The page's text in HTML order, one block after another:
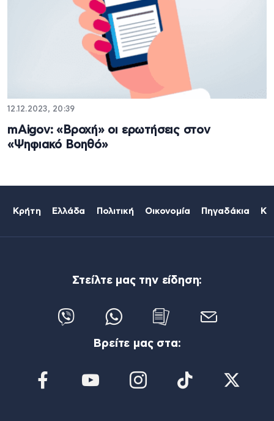
12.12.2023, 20:39
mAigov: «Βροχή» οι ερωτήσεις στον
«Ψηφιακό Βοηθό»
Κρήτη Ελλάδα Πολιτική Οικονομία Πηγαδάκια
Στείλτε μας την είδηση:
Βρείτε μας στα: